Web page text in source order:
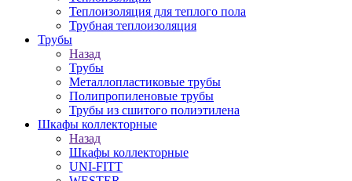
Теплоизоляция для теплого пола
Трубная теплоизоляция
Трубы
Назад
Трубы
Металлопластиковые трубы
Полипропиленовые трубы
Трубы из сшитого полиэтилена
Шкафы коллекторные
Назад
Шкафы коллекторные
UNI-FITT